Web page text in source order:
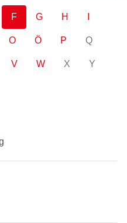
F G H
O Ö P Q
V W X Y